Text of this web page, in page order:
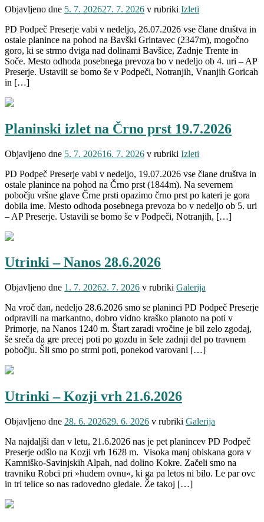
Objavljeno dne 5. 7. 202627. 7. 2026 v rubriki Izleti
PD Podpeč Preserje vabi v nedeljo, 26.07.2026 vse člane društva in
ostale planince na pohod na Bavški Grintavec (2347m), mogočno
goro, ki se strmo dviga nad dolinami Bavšice, Zadnje Trente in
Soče. Mesto odhoda posebnega prevoza bo v nedeljo ob 4. uri – AP
Preserje. Ustavili se bomo še v Podpeči, Notranjih, Vnanjih Goricah
in […]
Planinski izlet na Črno prst 19.7.2026
Objavljeno dne 5. 7. 202616. 7. 2026 v rubriki Izleti
PD Podpeč Preserje vabi v nedeljo, 19.07.2026 vse člane društva in
ostale planince na pohod na Črno prst (1844m). Na severnem
pobočju vršne glave Črne prsti opazimo črno prst po kateri je gora
dobila ime. Mesto odhoda posebnega prevoza bo v nedeljo ob 5. uri
– AP Preserje. Ustavili se bomo še v Podpeči, Notranjih, […]
Utrinki – Nanos 28.6.2026
Objavljeno dne 1. 7. 20262. 7. 2026 v rubriki Galerija
Na vroč dan, nedeljo 28.6.2026 smo se planinci PD Podpeč Preserje
odpravili na markantno, dobro vidno kraško planoto na poti v
Primorje, na Nanos 1240 m. Štart zaradi vročine je bil zelo zgodaj,
še sreča da gre precej poti po gozdu in šele zadnji del po travnem
pobočju. Šli smo po strmi poti, ponekod varovani […]
Utrinki – Kozji vrh 21.6.2026
Objavljeno dne 28. 6. 202629. 6. 2026 v rubriki Galerija
Na najdaljši dan v letu, 21.6.2026 nas je pet planincev PD Podpeč
Preserje odšlo na Kozji vrh 1628 m. Visoka manj obiskana gora v
Kamniško-Savinjskih Alpah, nad dolino Kokre. Začeli smo na
travniku Robci pri »hudem ovnu«, ki ga pa letos ni bilo. Le par ovc
in tri telice so nas radovedno gledale. Že takoj […]